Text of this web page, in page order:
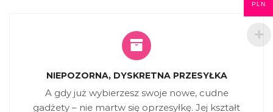
NIEPOZORNA, DYSKRETNA PRZESYŁKA
A gdy już wybierzesz swoje nowe, cudne
gadżety – nie martw się oprzesyłkę. Jej kształt
PLN